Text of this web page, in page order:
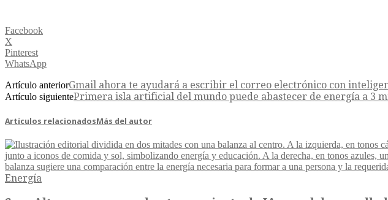
Facebook
X
Pinterest
WhatsApp
Artículo anteriorGmail ahora te ayudará a escribir el correo electrónico con
Artículo siguientePrimera isla artificial del mundo puede abastecer de energía a 3
Artículos relacionadosMás del autor
Energía